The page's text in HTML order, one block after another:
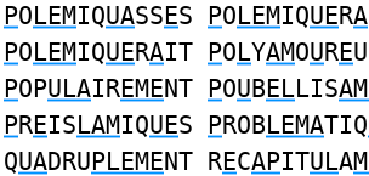
POLEMIQUASSES POLEMIQUERA
POLEMIQUERAIT POLYAMOURE
POPULAIREMENT POUBELLIS
PREISLAMIQUES PROBLEMATIQ
QUADRUPLEMENT RECAPITULA